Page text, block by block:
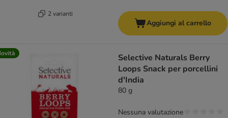
2 varianti
Aggiungi al carrello
Selective Naturals Berry
Loops Snack per porcellini
d'India
80 g
Nessuna valutazione